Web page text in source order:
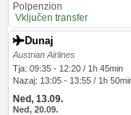
Polpenzion
Vključen transfer
Dunaj
Austrian Airlines
Tja: 09:35 - 12:20 / 1h 45min
Nazaj: 13:05 - 13:55 / 1h
Ned, 13.09.
Ned, 20.09.